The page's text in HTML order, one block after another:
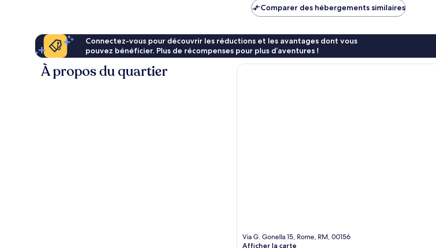
de
Comparer des hébergements similaires
Connectez-vous pour découvrir les réductions et les avantages dont vous
pouvez bénéficier. Plus de récompenses pour plus d’aventures !
À propos du quartier
Via G. Gonella 15, Rome, RM, 00156
Afficher la carte